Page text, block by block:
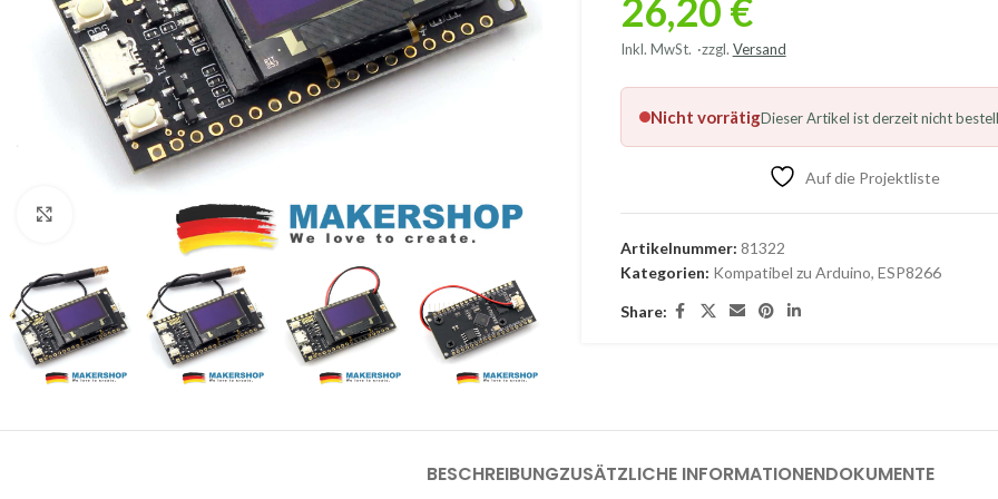
Click to enlarge
26,20 €
Inkl. MwSt. zzgl. Versand
Nicht vorrätigDieser Artikel ist derzeit nicht
Auf die Projektliste
Artikelnummer: 81322
Kategorien: Kompatibel zu Arduino, ESP8266
Share:
BESCHREIBUNGZUSÄTZLICHE INFORMATIONENDOKUMENTE